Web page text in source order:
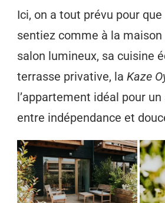
Ici, on a tout prévu pour
sentiez comme à la maison
salon lumineux, sa cuisine
terrasse privative, la Kaze
l’appartement idéal pour un
entre indépendance et